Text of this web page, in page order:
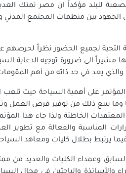
للبلد مؤكداً ان مصر تمتك
بين منظمات المجتمع المدني
لجميع الحضور نظراً لحرصهم
الى ضرورة توجيه الدعاية
يعد في حد ذاته من أهم
على أهمية السياحة حيث تلعب
وما يتبع ذلك من توفير فرص
الخاطئة ولذا جاء هذا
المناسبة والفعالة مع تطوير
يرتبط بطلال كليات ومعاهد
وعمداء الكليات والعديد من